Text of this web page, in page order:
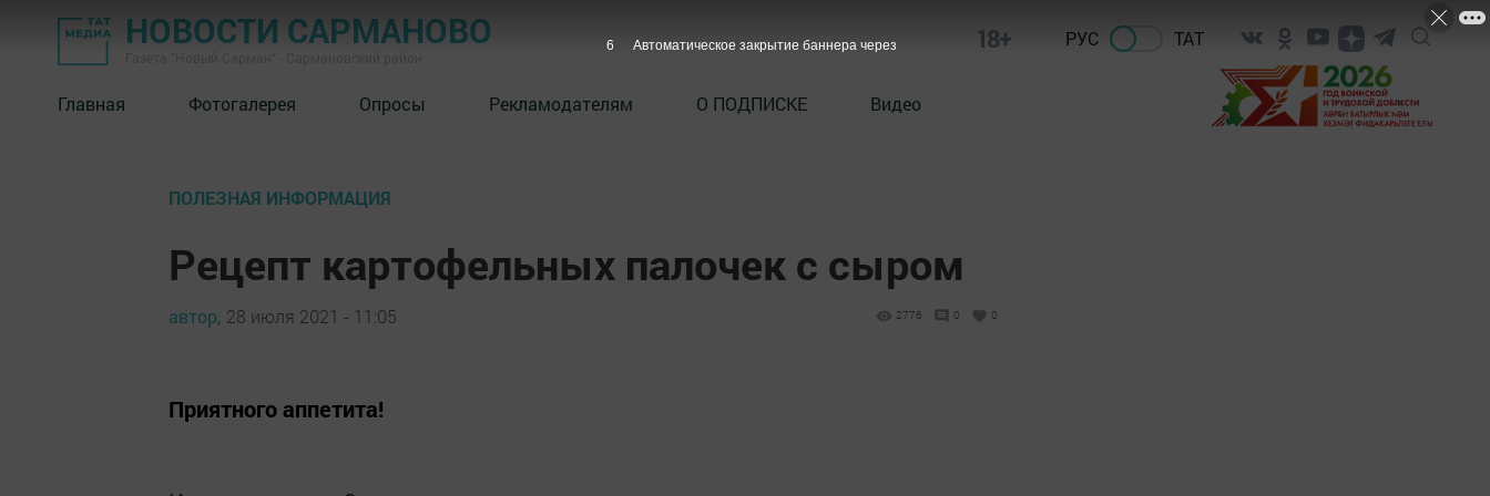
НОВОСТИ САРМАНОВО 18+ РУС ТАТ
Главная Фотогалерея Опросы Рекламодателям О ПОДПИСКЕ Видео
ПОЛЕЗНАЯ ИНФОРМАЦИЯ
Рецепт картофельных палочек с сыром
автор, 28 июля 2021 - 11:05 2776 0 0
Приятного аппетита!
5 Автоматическое закрытие баннера через